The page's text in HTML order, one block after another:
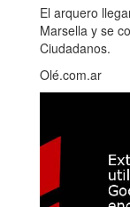
El arquero
Marsella y se
Ciudadanos.
Olé.com.ar